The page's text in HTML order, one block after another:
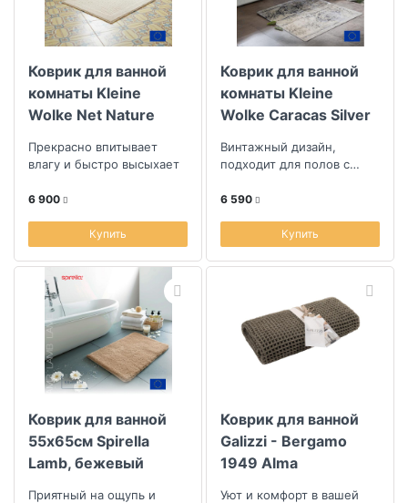
Коврик для ванной
комнаты Kleine
Wolke Net Nature
Прекрасно впитывает
влагу и быстро высыхает
6 900
Купить
Коврик для ванной
комнаты Kleine
Wolke Caracas Silver
Винтажный дизайн,
подходит для полов с
6 590
Купить
Коврик для ванной
55x65см Spirella
Lamb, бежевый
Приятный на ощупь и
Коврик для ванной
Galizzi - Bergamo
1949 Alma
Уют и комфорт в вашей